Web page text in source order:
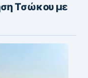
Τσώκου με